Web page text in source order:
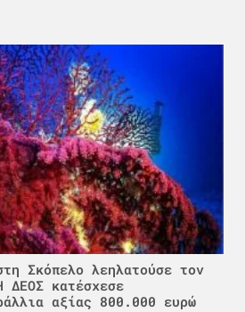
Σκόπελο λεηλατούσε τον
ΔΕΟΣ κατέσχεσε
αξίας 800.000 ευρώ